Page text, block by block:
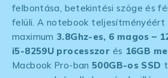
felbontása, betekintési szöge és
felüli. A notebook teljesítményéért
maximum 3.8Ghz-es, 6 magos –
i5-8259U processzor és 16GB
Macbook Pro-ban 500GB-os SSD